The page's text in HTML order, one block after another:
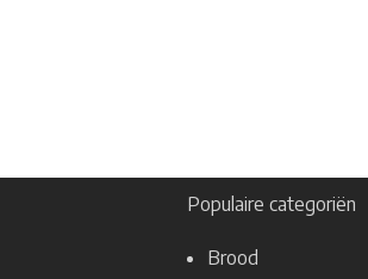
Populaire categoriën
Brood